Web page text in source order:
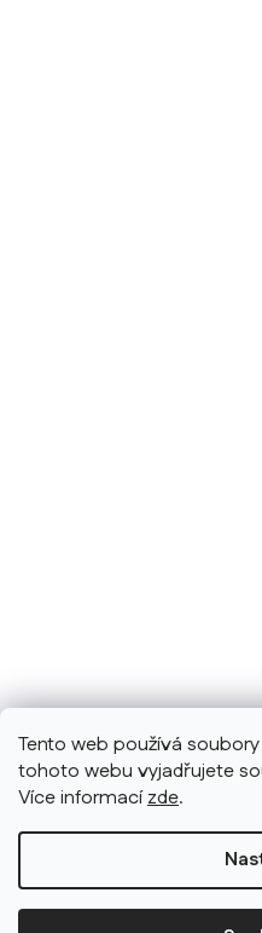
Tento web používá
tohoto webu vyjadřujete
Více informacízde.